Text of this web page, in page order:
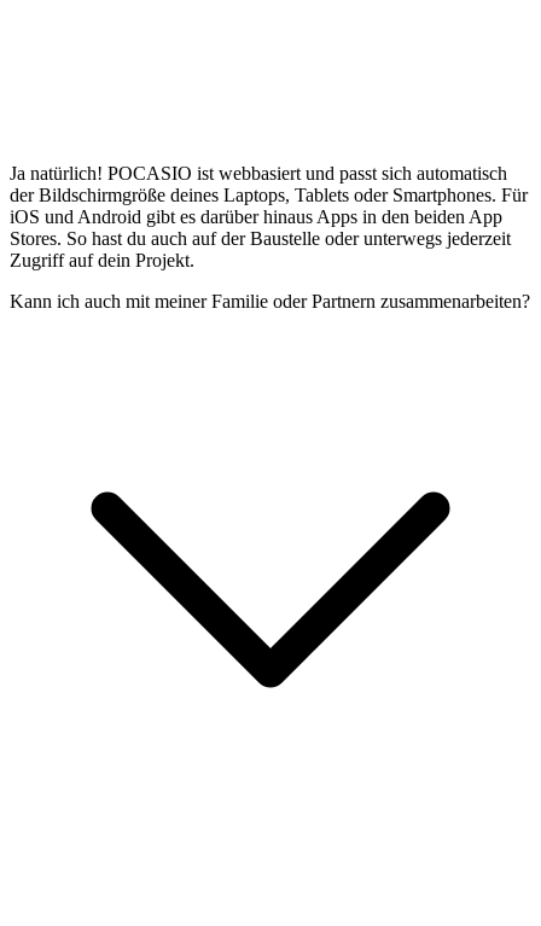
Ja natürlich! POCASIO ist webbasiert und passt sich automatisch
der Bildschirmgröße deines Laptops, Tablets oder Smartphones. Für
iOS und Android gibt es darüber hinaus Apps in den beiden App
Stores. So hast du auch auf der Baustelle oder unterwegs jederzeit
Zugriff auf dein Projekt.
Kann ich auch mit meiner Familie oder Partnern zusammenarbeiten?